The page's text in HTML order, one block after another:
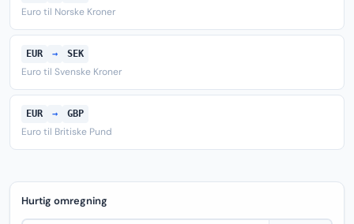
Euro til Norske Kroner
EUR → SEK
Euro til Svenske Kroner
EUR → GBP
Euro til Britiske Pund
Hurtig omregning